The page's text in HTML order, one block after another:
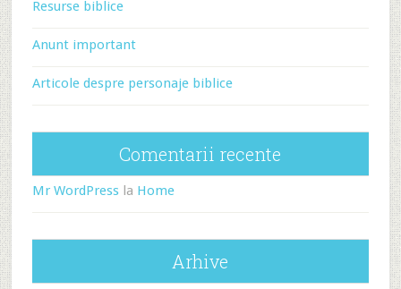
Resurse biblice
Anunt important
Articole despre personaje biblice
Comentarii recente
Mr WordPressla Home
Arhive